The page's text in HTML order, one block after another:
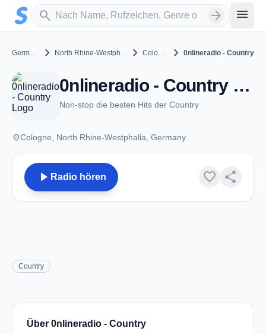
Zum Hauptinhalt springen
search
Sender suchen arrow_forward menu
Germany chevron_right North Rhine-Westphalia chevron_right Cologne chevron_right0nlineradio - Country
0nlineradio - Country - Cologne
Non-stop die besten Hits der Country
placeCologne, North Rhine-Westphalia, Germany
play_arrow Radio hören favorite share
Country
Über 0nlineradio - Country